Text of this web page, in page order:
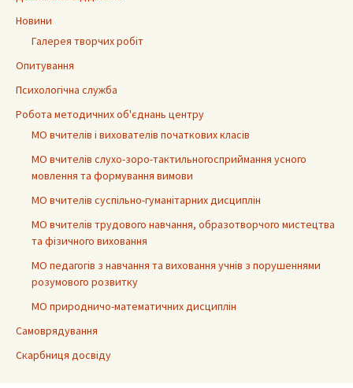
Новини
Галерея творчих робіт
Опитування
Психологічна служба
Робота методичних об'єднань центру
МО вчителів і вихователів початкових класів
МО вчителів слухо-зоро-тактильногосприймання усного
мовлення та формування вимови
МО вчителів суспільно-гуманітарних дисциплін
МО вчителів трудового навчання, образотворчого мистецтва
та фізичного виховання
МО педагогів з навчання та виховання учнів з порушеннями
розумового розвитку
МО природничо-математичних дисциплін
Самоврядування
Скарбниця досвіду